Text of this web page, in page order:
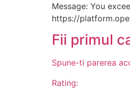
Message: You
https://
Fii primul
Spune-ti parerea
Rating: